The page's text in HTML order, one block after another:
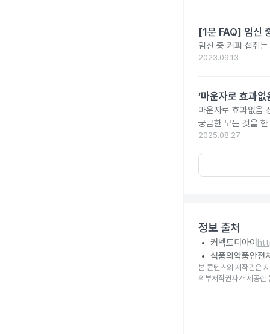
[1분 FAQ] 임신
임신 중 커피 섭취
2023.09.13
‘마운자로 효과
마운자로 효과없음
궁금한 모든 것을
2025.08.27
정보 출처
커넥트디아이
식품의약품안전
본 콘텐츠의 저작권은
외부저작권자가 제공한